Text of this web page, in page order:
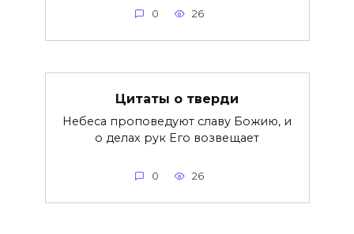
0 26
Цитаты о тверди
Небеса проповедуют славу Божию, и
о делах рук Его возвещает
0 26